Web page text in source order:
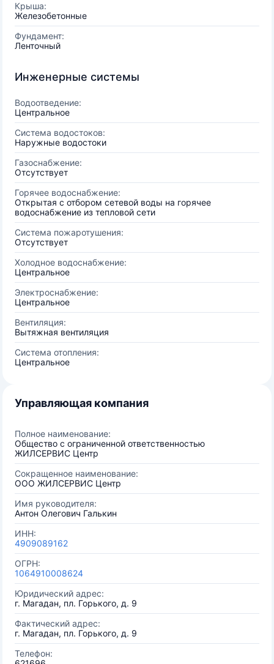
Крыша:
Железобетонные
Фундамент:
Ленточный
Инженерные системы
Водоотведение:
Центральное
Система водостоков:
Наружные водостоки
Газоснабжение:
Отсутствует
Горячее водоснабжение:
Открытая с отбором сетевой воды на горячее
водоснабжение из тепловой сети
Система пожаротушения:
Отсутствует
Холодное водоснабжение:
Центральное
Электроснабжение:
Центральное
Вентиляция:
Вытяжная вентиляция
Система отопления:
Центральное
Управляющая компания
Полное наименование:
Общество с ограниченной ответственностью
ЖИЛСЕРВИС Центр
Сокращенное наименование:
ООО ЖИЛСЕРВИС Центр
Имя руководителя:
Антон Олегович Галькин
ИНН:
4909089162
ОГРН:
1064910008624
Юридический адрес:
г. Магадан, пл. Горького, д. 9
Фактический адрес:
г. Магадан, пл. Горького, д. 9
Телефон: